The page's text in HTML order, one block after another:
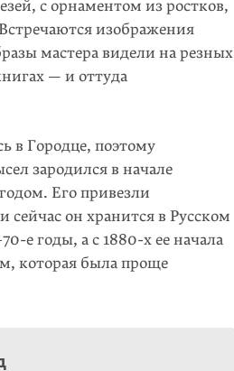
с орнаментом из ростков,
изображения
мастера видели на резных
— и оттуда
в Городце, поэтому
зародился в начале
Его привезли
сейчас он хранится в Русском
е годы, а с 1880-х ее начала
которая была проще